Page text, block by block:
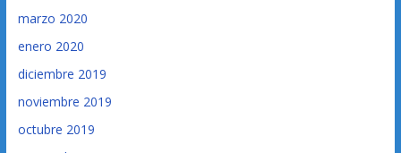
marzo 2020
enero 2020
diciembre 2019
noviembre 2019
octubre 2019